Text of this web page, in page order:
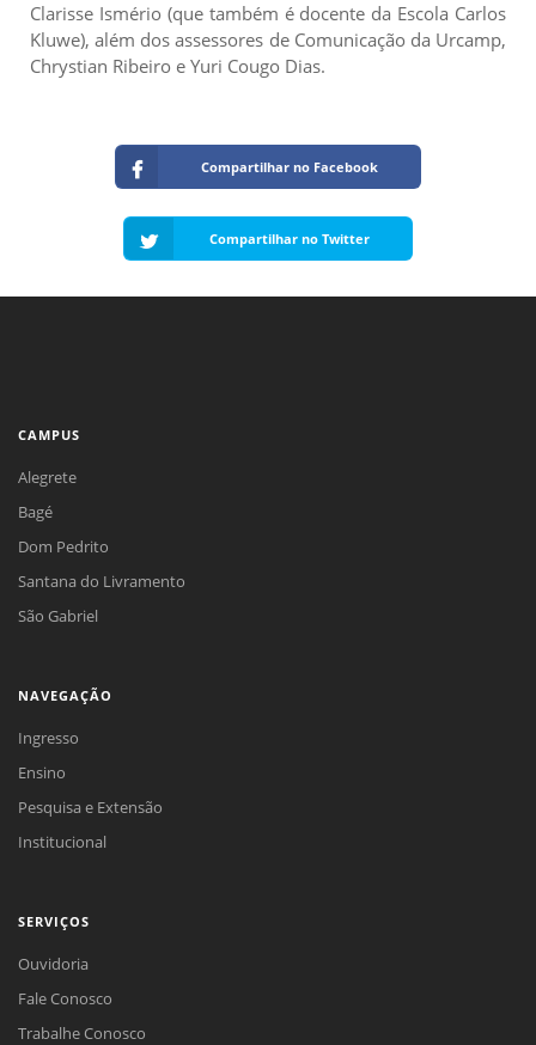
Clarisse Ismério (que também é docente da Escola Carlos
Kluwe), além dos assessores de Comunicação da Urcamp,
Chrystian Ribeiro e Yuri Cougo Dias.
Compartilhar no Facebook
Compartilhar no Twitter
CAMPUS
Alegrete
Bagé
Dom Pedrito
Santana do Livramento
São Gabriel
NAVEGAÇÃO
Ingresso
Ensino
Pesquisa e Extensão
Institucional
SERVIÇOS
Ouvidoria
Fale Conosco
Trabalhe Conosco